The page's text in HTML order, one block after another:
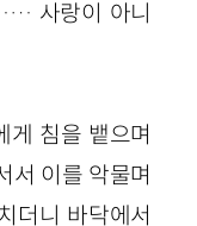
사랑이 아니
게 침을 뱉으며
서 이를 악물며
더니 바닥에서